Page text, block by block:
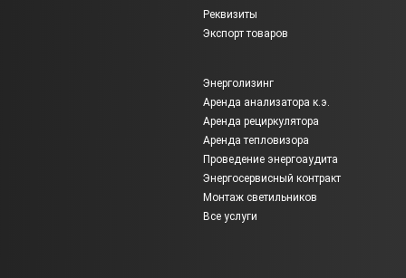
Реквизиты
Экспорт товаров
Энерголизинг
Аренда анализатора к.э.
Аренда рециркулятора
Аренда тепловизора
Проведение энергоаудита
Энергосервисный контракт
Монтаж светильников
Все услуги